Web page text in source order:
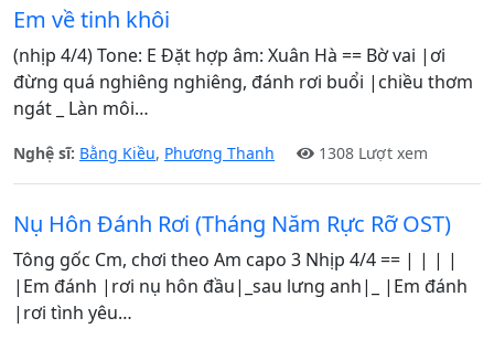
Em về tinh khôi
(nhịp 4/4) Tone: E Đặt hợp âm: Xuân Hà == Bờ vai |ơi
đừng quá nghiêng nghiêng, đánh rơi buổi |chiều thơm
ngát _ Làn môi…
Nghệ sĩ: Bằng Kiều, Phương Thanh 1308 Lượt xem
Nụ Hôn Đánh Rơi (Tháng Năm Rực Rỡ OST)
Tông gốc Cm, chơi theo Am capo 3 Nhịp 4/4 == | | | |
|Em đánh |rơi nụ hôn đầu|_sau lưng anh|_ |Em đánh
|rơi tình yêu…